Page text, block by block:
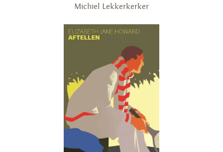
Michiel Lekkerkerker